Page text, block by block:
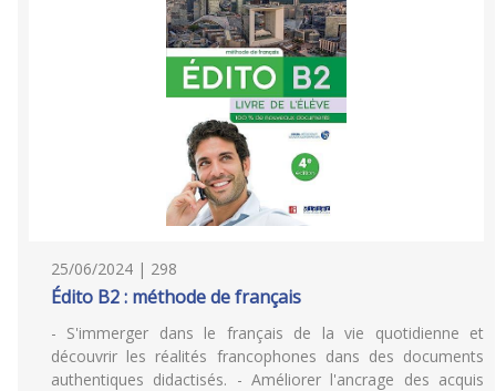
25/06/2024 | 298
Édito B2 : méthode de français
- S'immerger dans le français de la vie quotidienne et
découvrir les réalités francophones dans des documents
authentiques didactisés. - Améliorer l'ancrage des acquis